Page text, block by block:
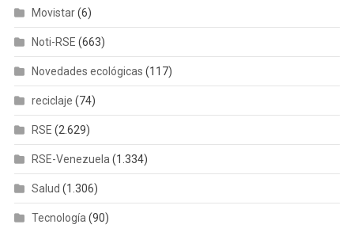
Movistar(6)
Noti-RSE (663)
Novedades ecológicas (117)
reciclaje (74)
RSE (2.629)
RSE-Venezuela (1.334)
Salud (1.306)
Tecnología (90)